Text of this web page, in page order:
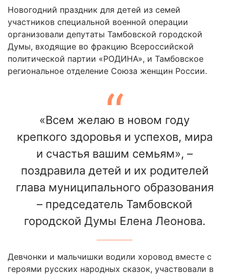
Новогодний праздник для детей из семей
участников специальной военной операции
организовали депутаты Тамбовской городской
Думы, входящие во фракцию Всероссийской
политической партии «РОДИНА», и Тамбовское
региональное отделение Союза женщин России.
«Всем желаю в новом году
крепкого здоровья и успехов, мира
и счастья вашим семьям», –
поздравила детей и их родителей
глава муниципального образования
– председатель Тамбовской
городской Думы Елена Леонова.
Девчонки и мальчишки водили хоровод вместе с
героями русских народных сказок, участвовали в